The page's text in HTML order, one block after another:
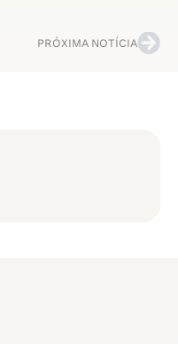
PRÓXIMA NOTÍCIA